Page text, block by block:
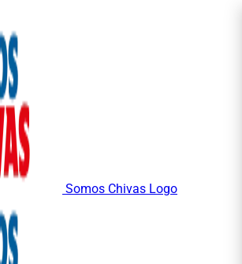
Somos Chivas Logo